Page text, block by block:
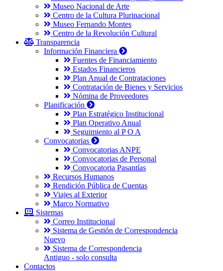
Museo Nacional de Arte
Centro de la Cultura Plurinacional
Museo Fernando Montes
Centro de la Revolución Cultural
Transparencia
Información Financiera
Fuentes de Financiamiento
Estados Financieros
Plan Anual de Contrataciones
Contratación de Bienes y Servicios
Nómina de Proveedores
Planificación
Plan Estratégico Institucional
Plan Operativo Anual
Seguimiento al P O A
Convocatorias
Convocatorias ANPE
Convocatorias de Personal
Convocatoria Pasantías
Recursos Humanos
Rendición Pública de Cuentas
Viajes al Exterior
Marco Normativo
Sistemas
Correo Institucional
Sistema de Gestión de Correspondencia
Nuevo
Sistema de Correspondencia
Antiguo - solo consulta
Contactos